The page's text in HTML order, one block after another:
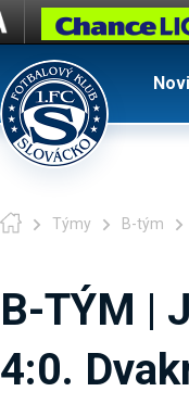
Týmy B-tým
B-TÝM |
4:0.